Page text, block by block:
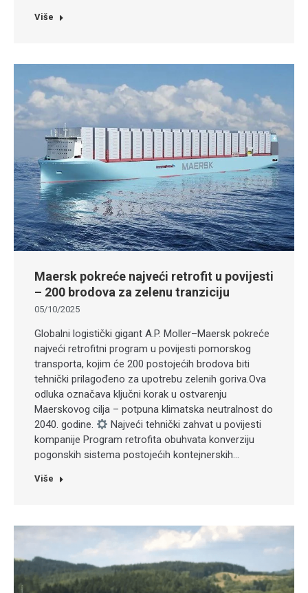
Više
Maersk pokreće najveći retrofit u povijesti
– 200 brodova za zelenu tranziciju
05/10/2025
Globalni logistički gigant A.P. Moller–Maersk pokreće
najveći retrofitni program u povijesti pomorskog
transporta, kojim će 200 postojećih brodova biti
tehnički prilagođeno za upotrebu zelenih goriva.Ova
odluka označava ključni korak u ostvarenju
Maerskovog cilja – potpuna klimatska neutralnost do
2040. godine.
Najveći tehnički zahvat u povijesti
kompanije Program retrofita obuhvata konverziju
pogonskih sistema postojećih kontejnerskih…
Više